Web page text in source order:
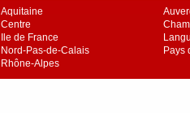
Aquitaine
Centre
Ile de France
Nord-Pas-de-Calais
Pays
Rhône-Alpes